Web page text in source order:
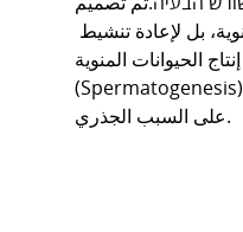
بل لإعادة تنشيط
الحيوانات المنوية
(Spermatogenesis) في الخصية، مع التركيز
على السبب الجذري.